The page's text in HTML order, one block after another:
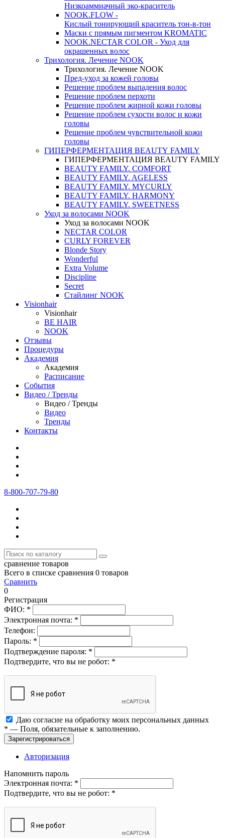
Низкоаммиачный эко-краситель
NOOK.FLOW -
Кислый тонирующий краситель тон-в-тон
Маски с прямым пигментом KROMATIC
NOOK.NECTAR COLOR - Уход для
окрашенных волос
Трихология. Лечение NOOK
Трихология. Лечение NOOK
Пред-уход за кожей головы
Решение проблем выпадения волос
Решение проблем перхоти
Решение проблем жирной кожи головы
Решение проблем сухости волос и кожи
головы
Решение проблем чувствительной кожи
головы
ГИПЕРФЕРМЕНТАЦИЯ BEAUTY FAMILY
ГИПЕРФЕРМЕНТАЦИЯ BEAUTY FAMILY
BEAUTY FAMILY. COMFORT
BEAUTY FAMILY. AGELESS
BEAUTY FAMILY. MYCURLY
BEAUTY FAMILY. HARMONY
BEAUTY FAMILY. SWEETNESS
Уход за волосами NOOK
Уход за волосами NOOK
NECTAR COLOR
CURLY FOREVER
Blonde Story
Wonderful
Extra Volume
Discipline
Secret
Стайлинг NOOK
Visionhair
Visionhair
BE HAIR
NOOK
Отзывы
Процедуры
Академия
Академия
Расписание
События
Видео / Тренды
Видео / Тренды
Видео
Тренды
Контакты
8-800-707-79-80
сравнение товаров
Всего в списке сравнения 0 товаров
Сравнить
0
Регистрация
ФИО: *
Электронная почта: *
Телефон:
Пароль: *
Подтверждение пароля: *
Подтвердите, что вы не робот: *
Даю согласие на обработку моих персональных данных
* — Поля, обязательные к заполнению.
Зарегистрироваться
Авторизация
Напомнить пароль
Электронная почта: *
Подтвердите, что вы не робот: *